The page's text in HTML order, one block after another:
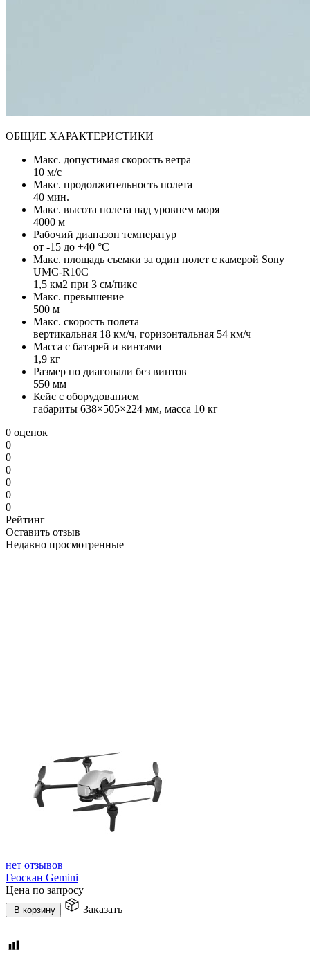
ОБЩИЕ ХАРАКТЕРИСТИКИ
Макс. допустимая скорость ветра
10 м/с
Макс. продолжительность полета
40 мин.
Макс. высота полета над уровнем моря
4000 м
Рабочий диапазон температур
от -15 до +40 °С
Макс. площадь съемки за один полет с камерой Sony
UMC-R10C
1,5 км2 при 3 см/пикс
Макс. превышение
500 м
Макс. скорость полета
вертикальная 18 км/ч, горизонтальная 54 км/ч
Масса с батарей и винтами
1,9 кг
Размер по диагонали без винтов
550 мм
Кейс с оборудованием
габариты 638×505×224 мм, масса 10 кг
0 оценок
0
0
0
0
0
0
Рейтинг
Оставить отзыв
Недавно просмотренные
нет отзывов
Геоскан Gemini
Цена по запросу
В корзину Заказать